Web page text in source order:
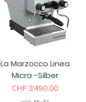
La Marzocco Linea
Micra -Silber
Preis
CHF 3'490.00